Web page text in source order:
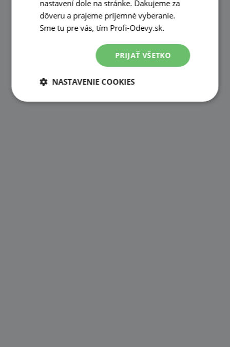
nastavení dole na stránke. Ďakujeme za
dôveru a prajeme príjemné vyberanie.
Sme tu pre vás, tím Profi-Odevy.sk.
PRIJAŤ VŠETKO
NASTAVENIE COOKIES